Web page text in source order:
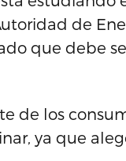
de
que debe
de los
ya que